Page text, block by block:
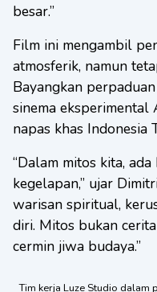
besar.”
Film ini mengambil
atmosferik, namun
Bayangkan
sinema eksperimental
napas khas Indonesia
“Dalam mitos kita,
kegelapan,” ujar
warisan spiritual,
diri. Mitos bukan
cermin jiwa budaya.”
Tim kerja Luze Studio dalam